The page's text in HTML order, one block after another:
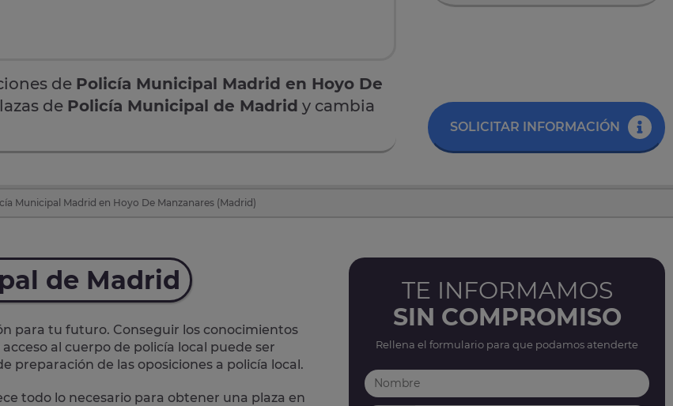
de Policía Municipal Madrid en Hoyo De
de Policía Municipal de Madrid y cambia
SOLICITAR INFORMACIÓN
Municipal Madrid en Hoyo De Manzanares (Madrid)
de Madrid
para tu futuro. Conseguir los conocimientos
al cuerpo de policía local puede ser
preparación de las oposiciones a policía local.
todo lo necesario para obtener una plaza en
TE INFORMAMOS
SIN COMPROMISO
Rellena el formulario para que podamos atenderte